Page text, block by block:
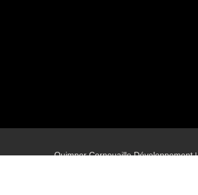
Quimper Cornouaille Développement